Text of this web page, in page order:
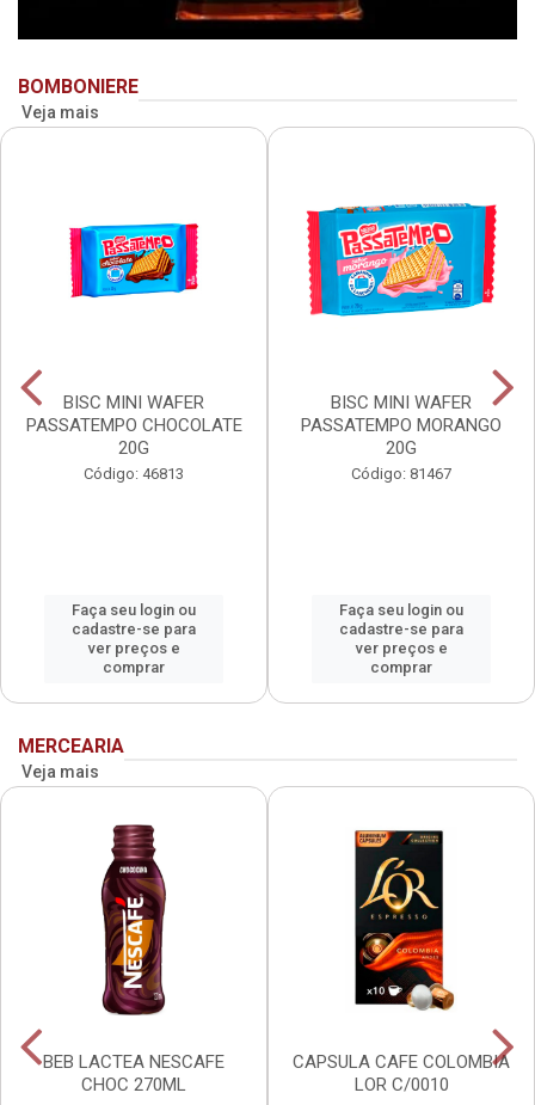
BOMBONIERE
Veja mais
BISC MINI WAFER
PASSATEMPO CHOCOLATE
20G
Código: 46813
Faça seu login ou
cadastre-se para
ver preços e
comprar
BISC MINI WAFER
PASSATEMPO MORANGO
20G
Código: 81467
Faça seu login ou
cadastre-se para
ver preços e
comprar
MERCEARIA
Veja mais
BEB LACTEA NESCAFE
CHOC 270ML
CAPSULA CAFE COLOMBIA
LOR C/0010